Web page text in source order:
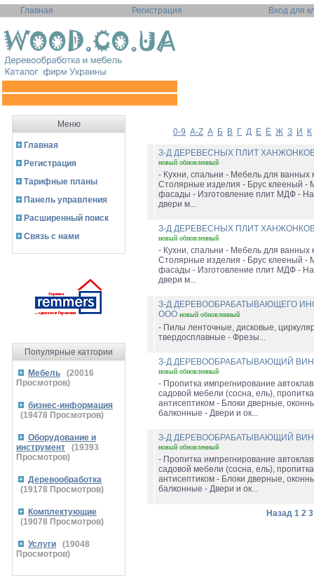
Главная Регистрация Вход для
Меню
Главная
Регистрация
Тарифные планы
Панель управления
Расширенный поиск
Связь с нами
Популярные катгории
Мебель (20016
Просмотров)
бизнес-информация
(19478 Просмотров)
Оборудование и
инструмент
(19393
Просмотров)
Деревообработка
(19178 Просмотров)
Комплектующие
(19078 Просмотров)
Услуги (19048
Просмотров)
0-9 A-Z А Б В Г Д Е Ё Ж З И К
З-Д ДЕРЕВЕСНЫХ ПЛИТ
новый обновленный
- Кухни, спальни - Мебель для ванных
Столярные изделия - Брус клееный -
фасады - Изготовление плит МДФ -
двери м...
З-Д ДЕРЕВЕСНЫХ ПЛИТ
новый обновленный
- Кухни, спальни - Мебель для ванных
Столярные изделия - Брус клееный -
фасады - Изготовление плит МДФ -
двери м...
З-Д ДЕРЕВООБРАБАТЫВАЮЩЕГО
ООО новый обновленный
- Пилы ленточные, дисковые,
твердосплавные - Фрезы...
З-Д ДЕРЕВООБРАБАТЫВАЮЩИЙ
новый обновленный
- Пропитка импрегнирование
садовой мебели (сосна, ель), пропитка
антисептиком - Блоки дверные,
балконные - Двери и ок...
З-Д ДЕРЕВООБРАБАТЫВАЮЩИЙ
новый обновленный
- Пропитка импрегнирование
садовой мебели (сосна, ель), пропитка
антисептиком - Блоки дверные,
балконные - Двери и ок...
Назад 1 2 3